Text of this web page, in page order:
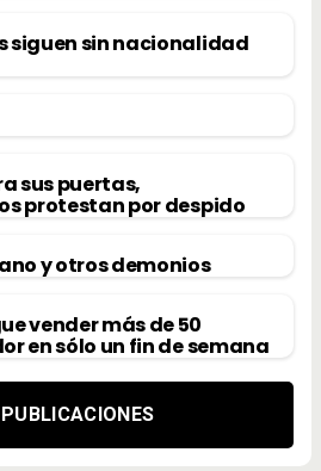
siguen sin nacionalidad
sus puertas,
protestan por despido
y otros demonios
vender más de 50
en sólo un fin de semana